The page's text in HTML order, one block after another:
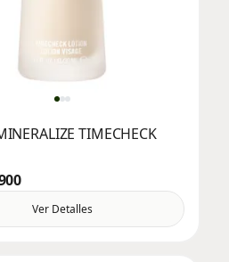
TIMECHECK
Ver Detalles